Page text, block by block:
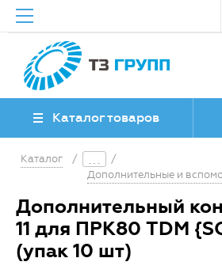
Каталог товаров
Каталог /
/
Дополнительные и
Дополнительный
11 для ПРК80 TDM
(упак 10 шт)